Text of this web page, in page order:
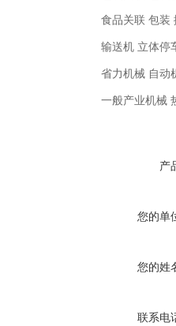
食品关联 包装
输送机 立体停车
省力机械 自动机
一般产业机械 热
产
您的单
您的姓
联系电